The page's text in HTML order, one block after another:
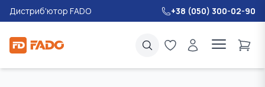
Дистриб'ютор FADO +38 (050) 300-02-90